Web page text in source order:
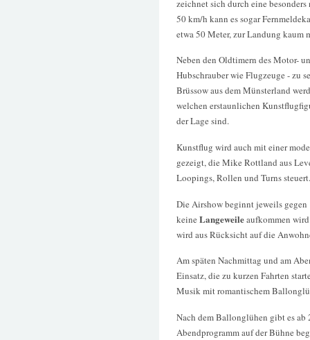
zeichnet sich durch eine
50 km/h kann es sogar
etwa 50 Meter, zur Landung kaum
Neben den Oldtimern des Motor-
Hubschrauber wie Flugzeuge - zu
Brüssow aus dem Münsterland
welchen erstaunlichen
der Lage sind.
Kunstflug wird auch mit einer
gezeigt, die Mike Rottland aus
Loopings, Rollen und Turns steuert.
Die Airshow beginnt jeweils gegen
keine Langeweileaufkommen
wird aus Rücksicht auf die
Am späten Nachmittag und am
Einsatz, die zu kurzen Fahrten
Musik mit romantischem
Nach dem Ballonglühen gibt es ab
Abendprogramm auf der Bühne